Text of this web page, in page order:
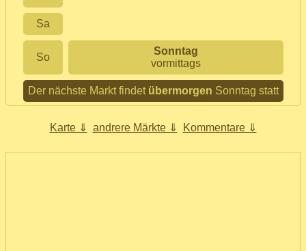
Sa
So
Sonntag
vormittags
Der nächste Markt findet übermorgen Sonntag statt
Karte ⇓ andrere Märkte ⇓ Kommentare ⇓